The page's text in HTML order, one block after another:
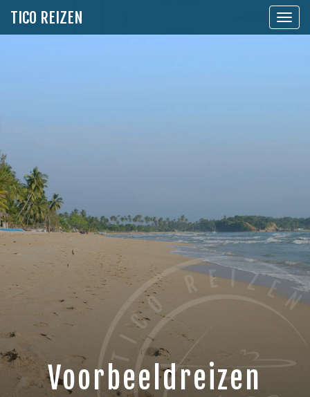
TICO REIZEN
Toon
Voorbeeldreizen